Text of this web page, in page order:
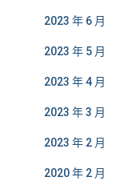
2023 年 6 月
2023 年 5 月
2023 年 4 月
2023 年 3 月
2023 年 2 月
2020 年 2 月